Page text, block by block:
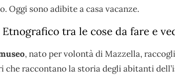
Oggi sono adibite a casa vacanze.
Etnografico tra le cose da fare e
, nato per volontà di Mazzella,
che raccontano la storia degli abitanti